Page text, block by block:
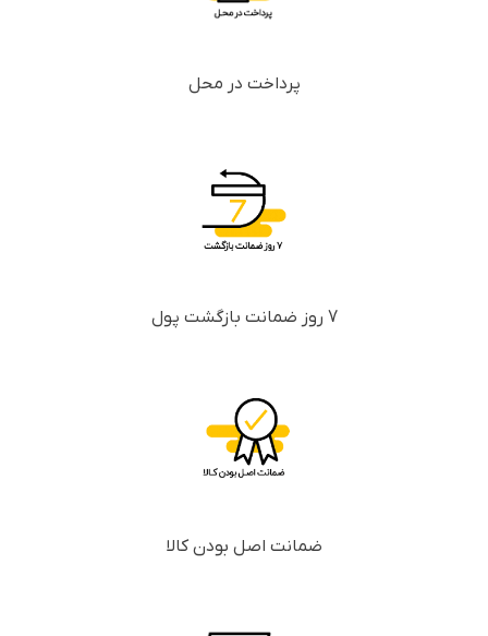
پرداخت در محل
7 روز ضمانت بازگشت پول
ضمانت اصل بودن کالا